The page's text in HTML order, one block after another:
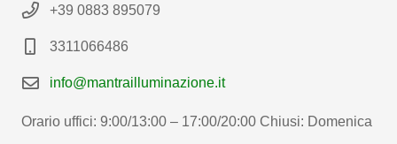
+39 0883 895079
3311066486
info@mantrailluminazione.it
Orario uffici: 9:00/13:00 – 17:00/20:00 Chiusi: Domenica